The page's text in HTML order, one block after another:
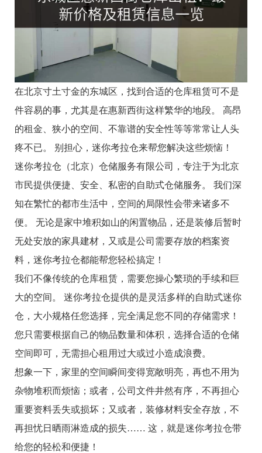
在北京寸土寸金的东城区，找到合适的仓库租赁可不是
件容易的事，尤其是在惠新西街这样繁华的地段。 高昂
的租金、狭小的空间、不靠谱的安全性等等常常让人头
疼不已。 别担心，迷你考拉仓来帮您解决这些烦恼！
迷你考拉仓（北京）仓储服务有限公司，专注于为北京
市民提供便捷、安全、私密的自助式仓储服务。 我们深
知在繁忙的都市生活中，空间的局限性会带来诸多不
便。 无论是家中堆积如山的闲置物品，还是装修后暂时
无处安放的家具建材，又或是公司需要存放的档案资
料，迷你考拉仓都能帮您轻松搞定！
我们不像传统的仓库租赁，需要您操心繁琐的手续和巨
大的空间。 迷你考拉仓提供的是灵活多样的自助式迷你
仓，大小规格任您选择，完全满足您不同的存储需求！
您只需要根据自己的物品数量和体积，选择合适的仓储
空间即可，无需担心租用过大或过小造成浪费。
想象一下，家里的空间瞬间变得宽敞明亮，再也不用为
杂物堆积而烦恼；或者，公司文件井然有序，不再担心
重要资料丢失或损坏；又或者，装修材料安全存放，不
再担忧日晒雨淋造成的损失…… 这，就是迷你考拉仓带
给您的轻松和便捷！